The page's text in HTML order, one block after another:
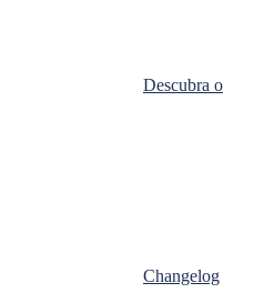
Descubra o
Changelog